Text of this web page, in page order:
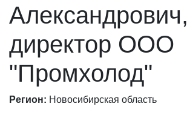
Александрович,
директор ООО
"Промхолод"
Регион: Новосибирская область